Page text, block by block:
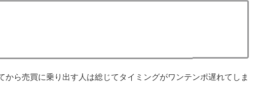
ら売買に乗り出す人は総じてタイミングがワンテンポ遅れてしま